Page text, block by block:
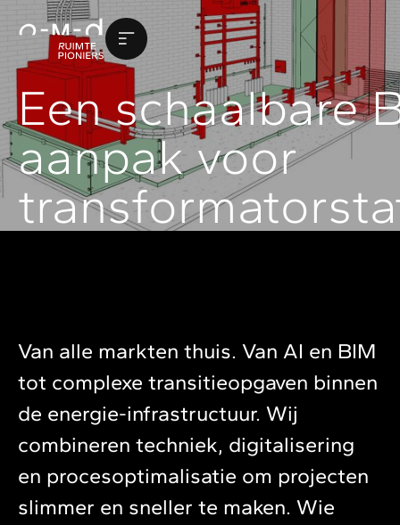
Een schaalbare
aanpak voor
Van alle markten thuis. Van AI en BIM
tot complexe transitieopgaven binnen
de energie-infrastructuur. Wij
combineren techniek, digitalisering
en procesoptimalisatie om projecten
slimmer en sneller te maken. Wie